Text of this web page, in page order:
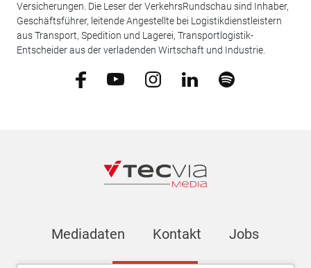
Versicherungen. Die Leser der VerkehrsRundschau sind Inhaber,
Geschäftsführer, leitende Angestellte bei Logistikdienstleistern
aus Transport, Spedition und Lagerei, Transportlogistik-
Entscheider aus der verladenden Wirtschaft und Industrie.
Mediadaten Kontakt Jobs